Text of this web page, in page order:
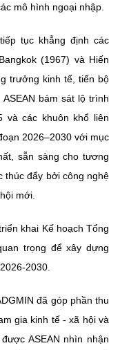
mô hình ngoại nhập.
tục khẳng định các
(1967) và Hiến
trưởng kinh tế, tiến bộ
bám sát lộ trình
và các khuôn khổ liên
2026–2030 với mục
sẵn sàng cho tương
thúc đẩy bởi công nghệ
mới.
khai Kế hoạch Tổng
trọng để xây dựng
2030.
đã góp phần thu
gia kinh tế - xã hội và
ASEAN nhìn nhận